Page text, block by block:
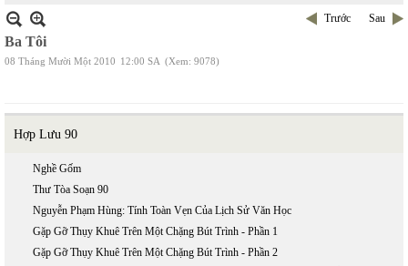
Trước Sau
Ba Tôi
08 Tháng Mười Một 2010 12:00 SA (Xem: 9078)
Hợp Lưu 90
Nghề Gốm
Thư Tòa Soạn 90
Nguyễn Phạm Hùng: Tính Toàn Vẹn Của Lịch Sử Văn Học
Gặp Gỡ Thụy Khuê Trên Một Chặng Bút Trình - Phần 1
Gặp Gỡ Thụy Khuê Trên Một Chặng Bút Trình - Phần 2